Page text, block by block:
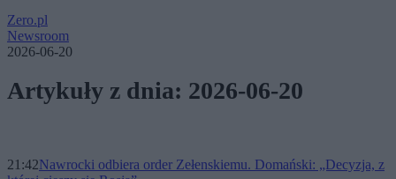
Zero.pl
Newsroom
2026-06-20
Artykuły z dnia: 2026-06-20
21:42Nawrocki odbiera order Zełenskiemu. Domański: „Decyzja, z